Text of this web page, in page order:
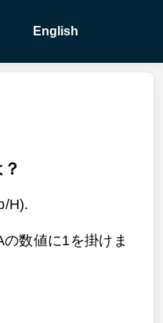
English
H).
数値に1を掛けま